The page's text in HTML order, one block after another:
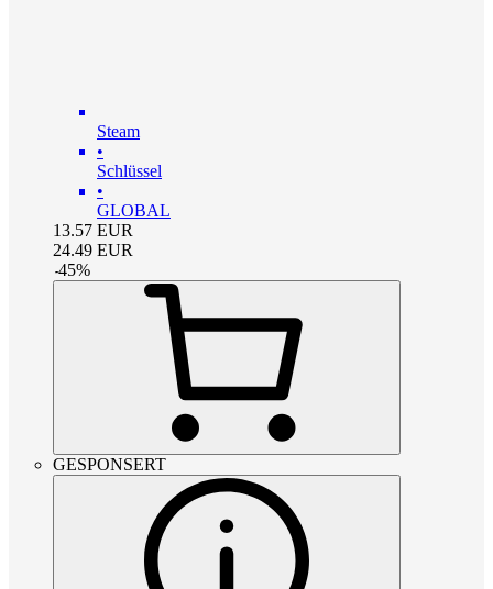
Steam
•
Schlüssel
•
GLOBAL
13.57 EUR
24.49 EUR
-45%
GESPONSERT